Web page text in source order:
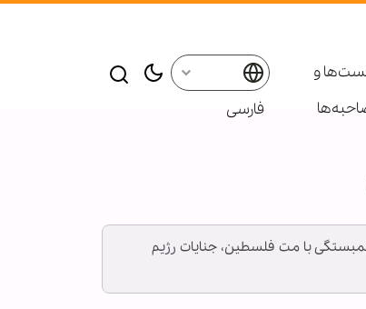
و
فارسی
همبستگی با مت فلسطین، جنایات رژیم